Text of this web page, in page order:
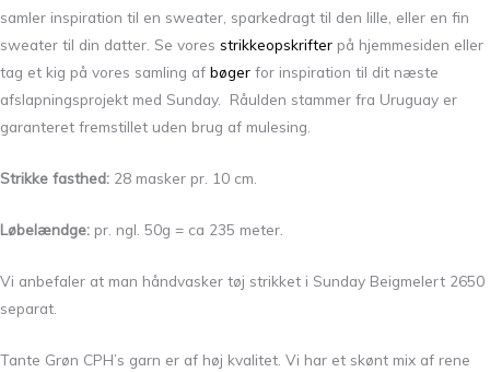
samler inspiration til en sweater, sparkedragt til den lille, eller en fin
sweater til din datter. Se vores strikkeopskrifter på hjemmesiden eller
tag et kig på vores samling af bøger for inspiration til dit næste
afslapningsprojekt med Sunday. Råulden stammer fra Uruguay er
garanteret fremstillet uden brug af mulesing.
Strikke fasthed: 28 masker pr. 10 cm.
Løbelændge: pr. ngl. 50g = ca 235 meter.
Vi anbefaler at man håndvasker tøj strikket i Sunday Beigmelert 2650
separat.
Tante Grøn CPH’s garn er af høj kvalitet. Vi har et skønt mix af rene